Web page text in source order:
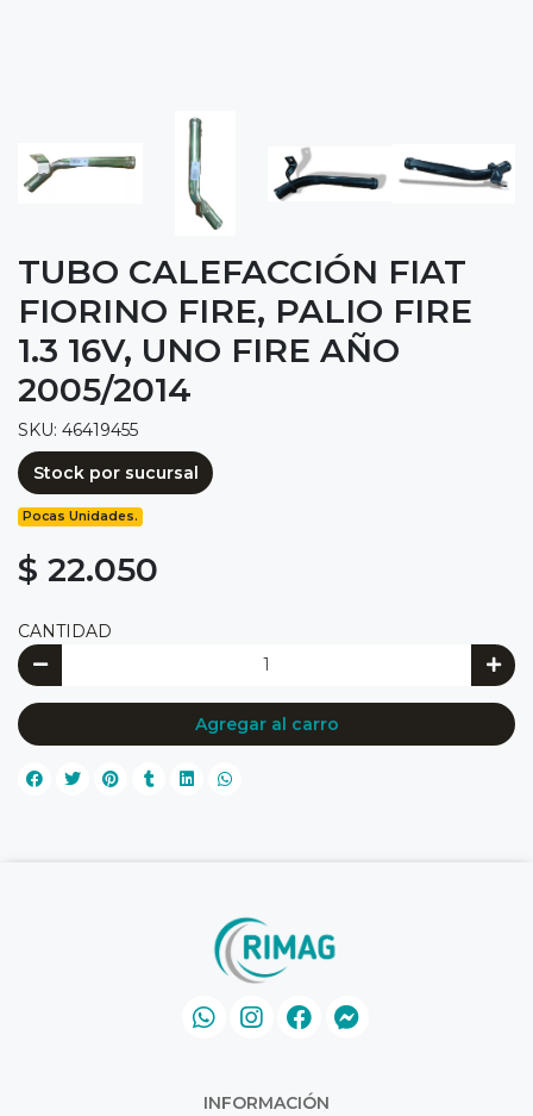
TUBO CALEFACCIÓN FIAT
FIORINO FIRE, PALIO FIRE
1.3 16V, UNO FIRE AÑO
2005/2014
SKU: 46419455
Stock por sucursal
Pocas Unidades.
$ 22.050
CANTIDAD
Agregar al carro
INFORMACIÓN